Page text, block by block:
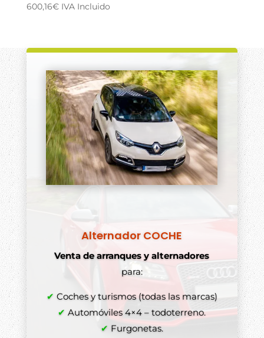
600,16€ IVA Incluido
Alternador COCHE
Venta de arranques y alternadores
para:
✔ Coches y turismos (todas las marcas)
✔ Automóviles 4×4 – todoterreno.
✔ Furgonetas.